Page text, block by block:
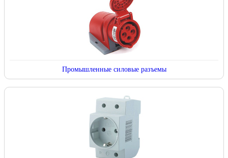
Промышленные силовые разъемы